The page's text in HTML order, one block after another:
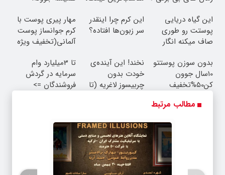
این گیاه دریایی
پوستت رو طوری
صاف میکنه انگار
20سال جوون شدی
این کرم چرا اینقدر
سر زبون‌ها افتاده؟
مهار پیری پوست با
کرم جوانساز پوست
آلمانی(تخفیف ویژه
تا امشب)
بدون سوزن پوستتو
10سال جوون
کن50%تخفیف
پاییزی
خودت بدون
چربیسوز لاغریه (تا
دیر نشده سفارش
بده)
تا 3میلیارد وام
سرمایه در گردش
فروشندگان =>
فروشگاهت رو ثبت
کن
مطالب مرتبط
‹
›